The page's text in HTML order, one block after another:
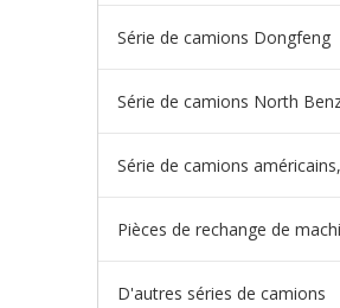
Série de camions Dongfeng
D'autres séries de camions